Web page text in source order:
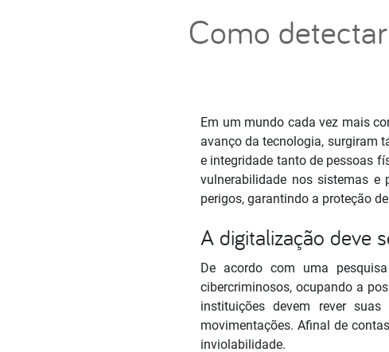
Como
Em um mundo cada vez mais
avanço da tecnologia, surgiram
e integridade tanto de pessoas
vulnerabilidade nos sistemas e
perigos, garantindo a proteção
A digitalização deve
De acordo com uma
cibercriminosos, ocupando a
instituições devem rever
movimentações. Afinal de
inviolabilidade.